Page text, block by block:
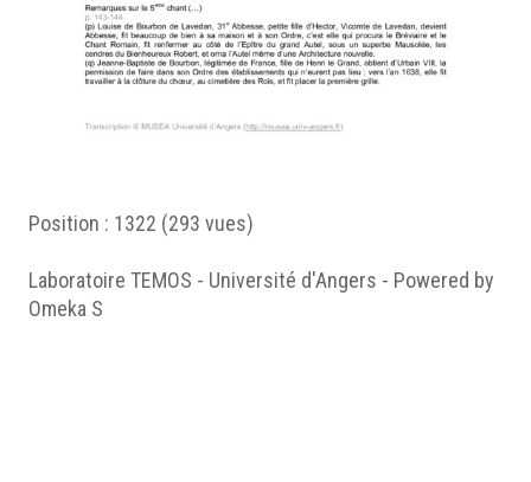
Position : 1322 (293 vues)
Laboratoire TEMOS - Université d'Angers - Powered by
Omeka S